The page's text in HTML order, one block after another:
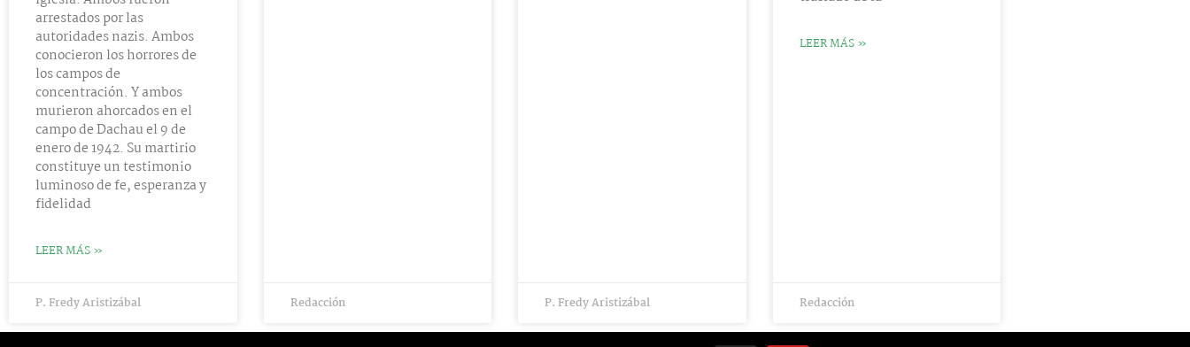
arrestados por las
autoridades nazis. Ambos
conocieron los horrores de
los campos de
concentración. Y ambos
murieron ahorcados en el
campo de Dachau el 9 de
enero de 1942. Su martirio
constituye un testimonio
luminoso de fe, esperanza y
fidelidad
LEER MÁS »
P. Fredy Aristizábal Redacción P. Fredy Aristizábal
LEER MÁS »
Redacción